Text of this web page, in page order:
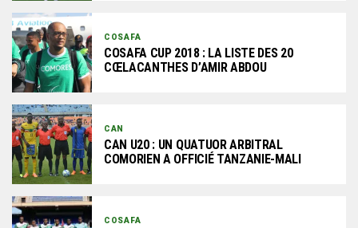
COSAFA
COSAFA CUP 2018 : LA LISTE DES 20
CŒLACANTHES D’AMIR ABDOU
CAN
CAN U20 : UN QUATUOR ARBITRAL
COMORIEN A OFFICIÉ TANZANIE-MALI
COSAFA